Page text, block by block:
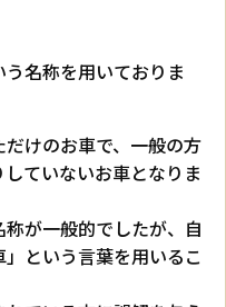
う名称を用いておりま
けのお車で、一般の方
ていないお車となりま
称が一般的でしたが、自
という言葉を用いるこ